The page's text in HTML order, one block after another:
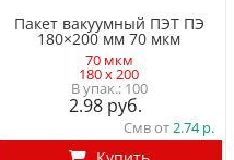
Пакет вакуумный ПЭТ ПЭ
180×200 мм 70 мкм
70 мкм
180 x 200
100
2.98
Смв от2.74